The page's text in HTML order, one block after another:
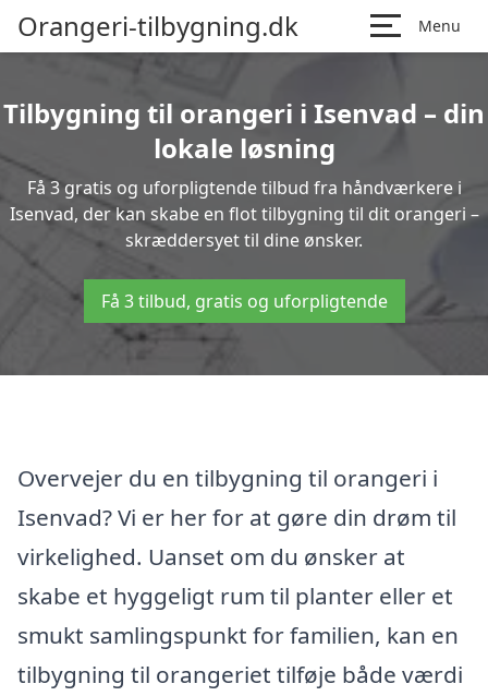
Orangeri-tilbygning.dk Menu
Tilbygning til orangeri i Isenvad – din
lokale løsning
Få 3 gratis og uforpligtende tilbud fra håndværkere i
Isenvad, der kan skabe en flot tilbygning til dit orangeri –
skræddersyet til dine ønsker.
Få 3 tilbud, gratis og uforpligtende
Overvejer du en tilbygning til orangeri i
Isenvad? Vi er her for at gøre din drøm til
virkelighed. Uanset om du ønsker at
skabe et hyggeligt rum til planter eller et
smukt samlingspunkt for familien, kan en
tilbygning til orangeriet tilføje både værdi